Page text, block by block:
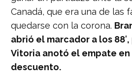
Canadá, que era una de las
quedarse con la corona.
abrió el marcador a los
Vitoria anotó el empate
descuento.